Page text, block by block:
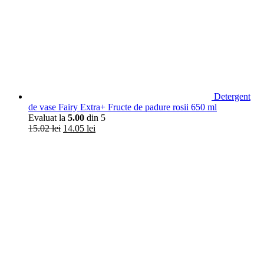
Detergent
de vase Fairy Extra+ Fructe de padure rosii 650 ml
Evaluat la 5.00 din 5
15.02lei 14.05 lei